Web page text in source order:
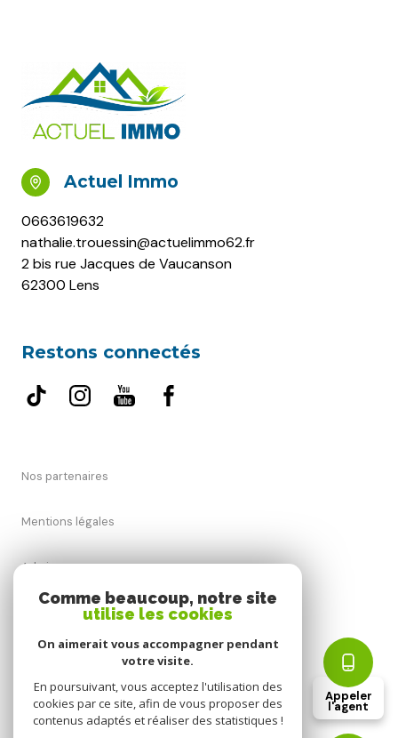
Appeler
l'agent
Actuel Immo
0663619632
nathalie.trouessin@actuelimmo62.fr
2 bis rue Jacques de Vaucanson
62300 Lens
Restons connectés
Nos partenaires
Mentions légales
Admin
Nos honoraires
Cookies
Comme beaucoup, notre site
utilise les cookies
On aimerait vous accompagner pendant
votre visite.
En poursuivant, vous acceptez l'utilisation des
cookies par ce site, afin de vous proposer des
contenus adaptés et réaliser des statistiques !